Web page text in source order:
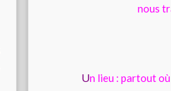
nous
Un lieu : partout